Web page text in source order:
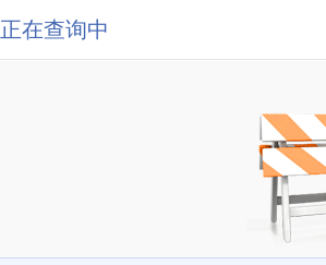
正在查询中